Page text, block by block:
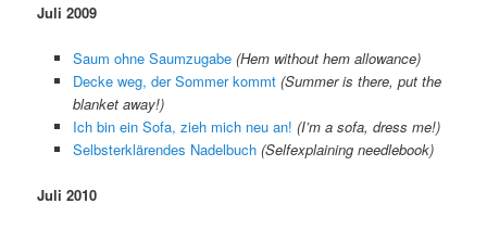
Juli 2009
Saum ohne Saumzugabe (Hem without hem allowance)
Decke weg, der Sommer kommt (Summer is there, put the
blanket away!)
Ich bin ein Sofa, zieh mich neu an! (I’m a sofa, dress me!)
Selbsterklärendes Nadelbuch (Selfexplaining needlebook)
Juli 2010